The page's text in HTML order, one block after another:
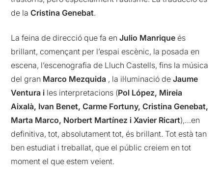
de laCristina Genebat.
La feina de direcció que fa enJulio Manrique és
brillant, començant per l’espai escènic, la posada en
escena, l’escenografia de Lluch Castells, fins la música
del gran Marco Mezquida , la il·luminació deJaume
Ventura i les interpretacions (Pol López, Mireia
Aixalà, Ivan Benet, Carme Fortuny, Cristina Genebat,
Marta Marco, Norbert Martínez i Xavier Ricart),…en
definitiva, tot, absolutament tot, és brillant. Tot està tan
ben estudiat i treballat, que el públic creiem en tot
moment el que estem veient.